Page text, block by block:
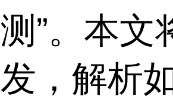
测”。本文
发，解析